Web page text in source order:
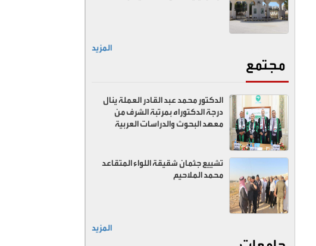
المزيد
مجتمع
الدكتور محمد عبد القادر العملة ينال
درجة الدكتوراه بمرتبة الشرف من
معهد البحوث والدراسات العربية
تشييع جثمان شقيقة اللواء المتقاعد
محمد الملاحيم
المزيد